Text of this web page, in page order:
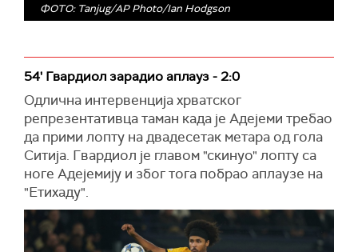
ФОТО: Tanjug/AP Photo/Ian Hodgson
54' Гвардиол зарадио аплауз - 2:0
Одлична интервенција хрватског
репрезентативца таман када је Адејеми требао
да прими лопту на двадесетак метара од гола
Ситија. Гвардиол је главом "скинуо" лопту са
ноге Адејемију и због тога побрао аплаузе на
"Етихаду".